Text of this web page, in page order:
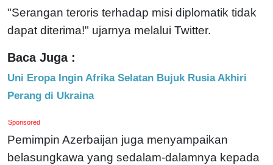
"Serangan teroris terhadap misi diplomatik tidak
dapat diterima!" ujarnya melalui Twitter.
Baca Juga :
Uni Eropa Ingin Afrika Selatan Bujuk Rusia Akhiri
Perang di Ukraina
Sponsored
Pemimpin Azerbaijan juga menyampaikan
belasungkawa yang sedalam-dalamnya kepada